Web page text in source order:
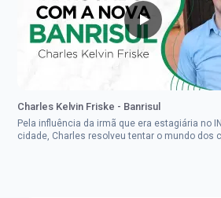
Charles Kelvin Friske - Banrisul
Pela influência da irmã que era estagiária no
cidade, Charles resolveu tentar o mundo dos